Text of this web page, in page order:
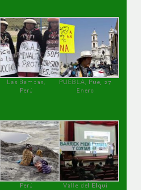
Las Bambas,
Perú
PUEBLA, Pue, 27
Enero
Perú
Valle del Elqui